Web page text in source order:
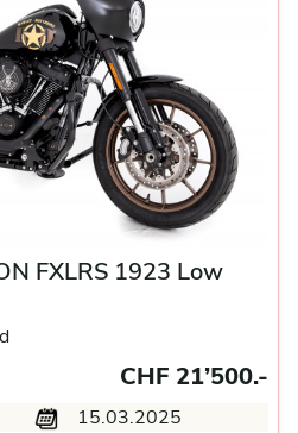
FXLRS 1923 Low
CHF 21’500.-
15.03.2025